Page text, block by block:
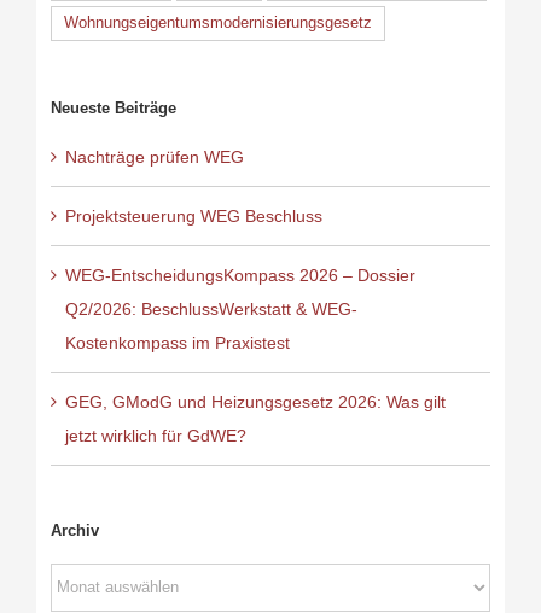
Wohnungseigentumsmodernisierungsgesetz
Neueste Beiträge
Nachträge prüfen WEG
Projektsteuerung WEG Beschluss
WEG-EntscheidungsKompass 2026 – Dossier
Q2/2026: BeschlussWerkstatt & WEG-
Kostenkompass im Praxistest
GEG, GModG und Heizungsgesetz 2026: Was gilt
jetzt wirklich für GdWE?
Archiv
Archiv